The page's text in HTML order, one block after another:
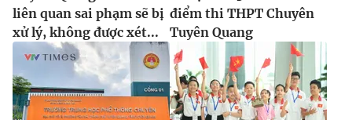
liên quan sai phạm sẽ bị
xử lý, không được xét...
điểm thi THPT Chuyên
Tuyên Quang